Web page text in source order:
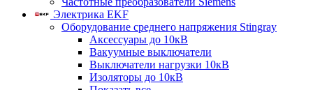
Электрика EKF
Оборудование среднего напряжения Stingray
Аксессуары до 10кВ
Вакуумные выключатели
Выключатели нагрузки 10кВ
Изоляторы до 10кВ